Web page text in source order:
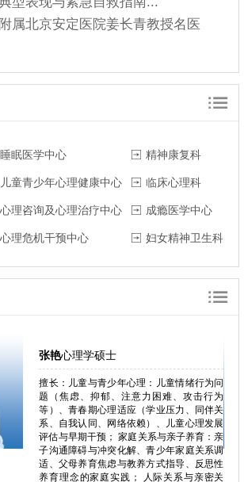
属北京安定医院姜长青教授名医
睡眠医学中心 精神康复科
儿童青少年心理健康中心 临床心理科
心理咨询及心理治疗中心 成瘾医学中心
心理危机干预中心 妇女精神卫生科
张艳心理学硕士
擅长：儿童与青少年心理：儿童情绪行为问
题（焦虑、抑郁、注意力困难、攻击行为
等）、青春期心理适应（学业压力、同伴关
系、自我认同、网络依赖）、儿童心理发展
评估与早期干预； 家庭关系与亲子养育：亲
子沟通障碍与冲突化解、青少年家庭关系调
适、父母养育焦虑与教养方式指导、反思性
养育理念的家庭实践； 人际关系与亲密关